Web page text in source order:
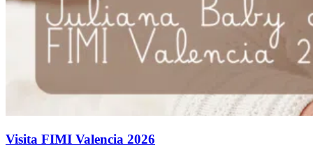
Visita FIMI Valencia 2026